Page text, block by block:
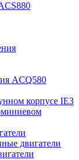
ACQ580
корпусе IE3
двигатели